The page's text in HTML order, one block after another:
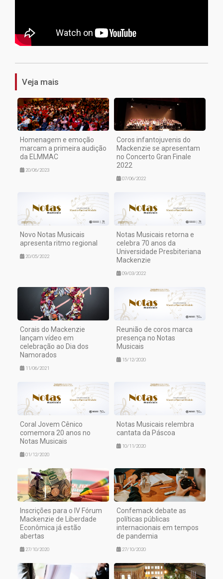
1
Veja mais
Homenagem e emoção
marcam a primeira audição
da ELMMAC
20/06/2023
Coros infantojuvenis do
Mackenzie se apresentam
no Concerto Gran Finale
2022
07/06/2022
Novo Notas Musicais
apresenta ritmo regional
20/05/2022
Notas Musicais retorna e
celebra 70 anos da
Universidade Presbiteriana
Mackenzie
09/03/2022
Corais do Mackenzie
lançam vídeo em
celebração ao Dia dos
Namorados
11/06/2021
Reunião de coros marca
presença no Notas
Musicais
15/12/2020
Coral Jovem Cênico
comemora 20 anos no
Notas Musicais
01/12/2020
Notas Musicais relembra
cantata da Páscoa
10/11/2020
Inscrições para o IV Fórum
Mackenzie de Liberdade
Econômica já estão
abertas
27/10/2020
Confemack debate as
políticas públicas
internacionais em tempos
de pandemia
27/10/2020